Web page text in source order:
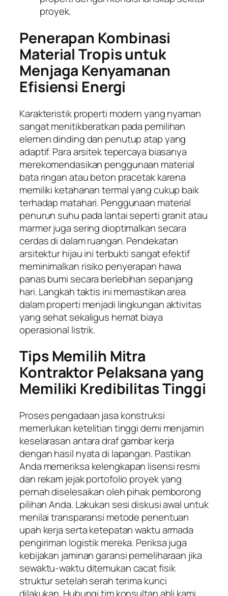
proyek.
Penerapan Kombinasi
Material Tropis untuk
Menjaga Kenyamanan
Efisiensi Energi
Karakteristik properti modern yang nyaman
sangat menitikberatkan pada pemilihan
elemen dinding dan penutup atap yang
adaptif. Para arsitek tepercaya biasanya
merekomendasikan penggunaan material
bata ringan atau beton pracetak karena
memiliki ketahanan termal yang cukup baik
terhadap matahari. Penggunaan material
penurun suhu pada lantai seperti granit atau
marmer juga sering dioptimalkan secara
cerdas di dalam ruangan. Pendekatan
arsitektur hijau ini terbukti sangat efektif
meminimalkan risiko penyerapan hawa
panas bumi secara berlebihan sepanjang
hari. Langkah taktis ini memastikan area
dalam properti menjadi lingkungan aktivitas
yang sehat sekaligus hemat biaya
operasional listrik.
Tips Memilih Mitra
Kontraktor Pelaksana yang
Memiliki Kredibilitas Tinggi
Proses pengadaan jasa konstruksi
memerlukan ketelitian tinggi demi menjamin
keselarasan antara draf gambar kerja
dengan hasil nyata di lapangan. Pastikan
Anda memeriksa kelengkapan lisensi resmi
dan rekam jejak portofolio proyek yang
pernah diselesaikan oleh pihak pemborong
pilihan Anda. Lakukan sesi diskusi awal untuk
menilai transparansi metode penentuan
upah kerja serta ketepatan waktu armada
pengiriman logistik mereka. Periksa juga
kebijakan jaminan garansi pemeliharaan jika
sewaktu-waktu ditemukan cacat fisik
struktur setelah serah terima kunci